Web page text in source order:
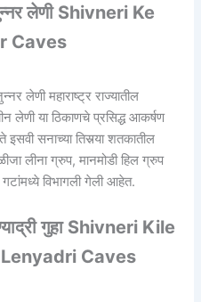
लेणी Shivneri Ke
Caves
लेणी महाराष्ट्र राज्यातील
लेणी या ठिकाणचे प्रसिद्ध आकर्षण
सनाच्या तिसर्‍या शतकातील
लीना ग्रुप, मानमोडी हिल ग्रुप
विभागली गेली आहेत.
गुहा Shivneri Kile
Caves